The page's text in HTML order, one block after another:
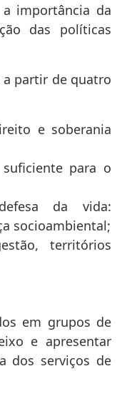
importância da
das políticas
a partir de quatro
e soberania
para o
da vida:
socioambiental;
territórios
em grupos de
e apresentar
dos serviços de